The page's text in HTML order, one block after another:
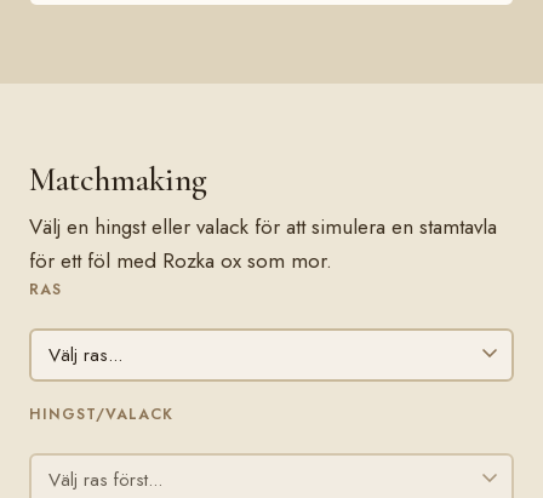
Matchmaking
Välj en hingst eller valack för att simulera en stamtavla
för ett föl med Rozka ox som mor.
RAS
HINGST/VALACK